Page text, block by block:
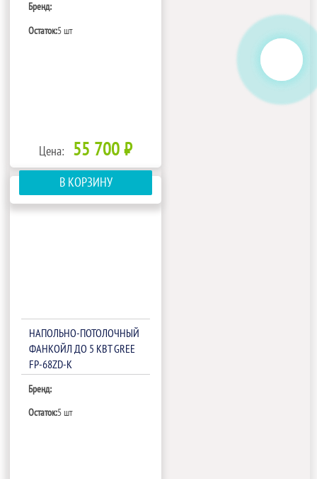
Бренд:
Остаток:5 шт
Цена: 55 700 ₽
В КОРЗИНУ
НАПОЛЬНО-ПОТОЛОЧНЫЙ
ФАНКОЙЛ ДО 5 КВТ GREE
FP-68ZD-K
Бренд:
Остаток:5 шт